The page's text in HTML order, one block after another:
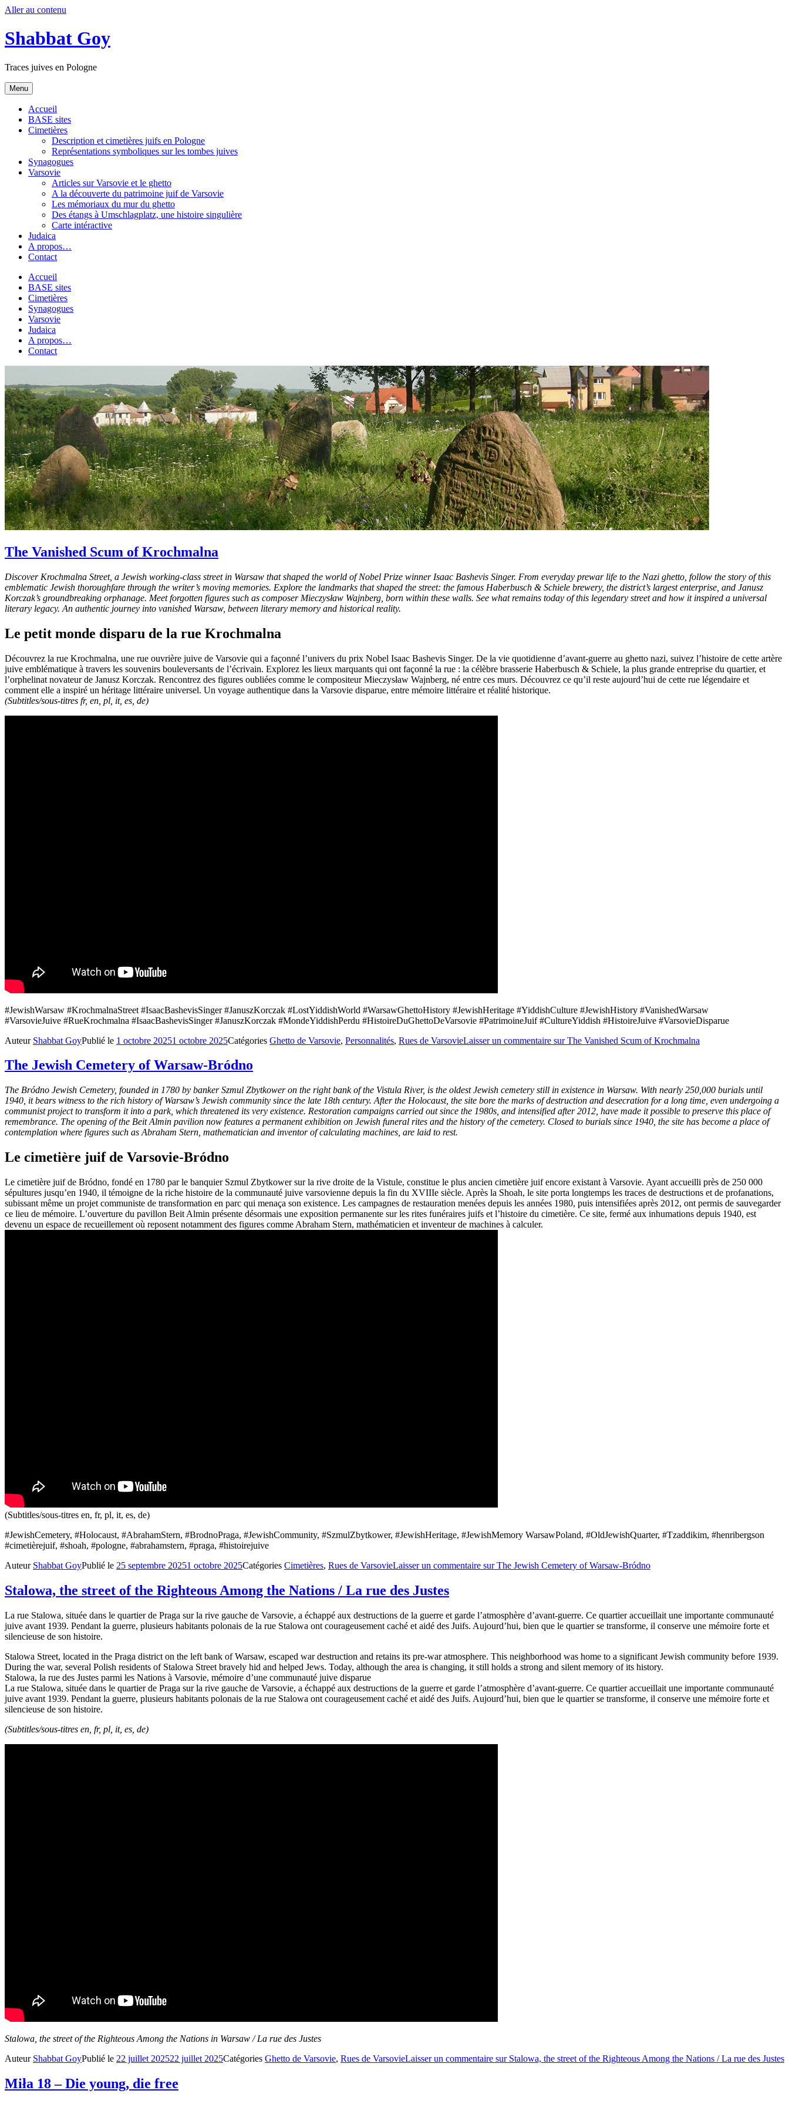
Aller au contenu
Shabbat Goy
Traces juives en Pologne
Menu
Accueil
BASE sites
Cimetières
Description et cimetières juifs en Pologne
Représentations symboliques sur les tombes juives
Synagogues
Varsovie
Articles sur Varsovie et le ghetto
A la découverte du patrimoine juif de Varsovie
Les mémoriaux du mur du ghetto
Des étangs à Umschlagplatz, une histoire singulière
Carte intéractive
Judaica
A propos…
Contact
Accueil
BASE sites
Cimetières
Synagogues
Varsovie
Judaica
A propos…
Contact
The Vanished Scum of Krochmalna
Discover Krochmalna Street, a Jewish working-class street in Warsaw that shaped the world of Nobel Prize winner Isaac Bashevis Singer. From everyday prewar life to the Nazi ghetto, follow the story of this
emblematic Jewish thoroughfare through the writer’s moving memories. Explore the landmarks that shaped the street: the famous Haberbusch & Schiele brewery, the district’s largest enterprise, and Janusz
Korczak’s groundbreaking orphanage. Meet forgotten figures such as composer Mieczysław Wajnberg, born within these walls. See what remains today of this legendary street and how it inspired a universal
literary legacy. An authentic journey into vanished Warsaw, between literary memory and historical reality.
Le petit monde disparu de la rue Krochmalna
Découvrez la rue Krochmalna, une rue ouvrière juive de Varsovie qui a façonné l’univers du prix Nobel Isaac Bashevis Singer. De la vie quotidienne d’avant-guerre au ghetto nazi, suivez l’histoire de cette artère
juive emblématique à travers les souvenirs bouleversants de l’écrivain. Explorez les lieux marquants qui ont façonné la rue : la célèbre brasserie Haberbusch & Schiele, la plus grande entreprise du quartier, et
l’orphelinat novateur de Janusz Korczak. Rencontrez des figures oubliées comme le compositeur Mieczysław Wajnberg, né entre ces murs. Découvrez ce qu’il reste aujourd’hui de cette rue légendaire et
comment elle a inspiré un héritage littéraire universel. Un voyage authentique dans la Varsovie disparue, entre mémoire littéraire et réalité historique.
(Subtitles/sous-titres fr, en, pl, it, es, de)
#JewishWarsaw #KrochmalnaStreet #IsaacBashevisSinger #JanuszKorczak #LostYiddishWorld #WarsawGhettoHistory #JewishHeritage #YiddishCulture #JewishHistory #VanishedWarsaw
#VarsovieJuive #RueKrochmalna #IsaacBashevisSinger #JanuszKorczak #MondeYiddishPerdu #HistoireDuGhettoDeVarsovie #PatrimoineJuif #CultureYiddish #HistoireJuive #VarsovieDisparue
Auteur Shabbat GoyPublié le 1 octobre 20251 octobre 2025Catégories Ghetto de Varsovie, Personnalités, Rues de VarsovieLaisser un commentaire sur The Vanished Scum of Krochmalna
The Jewish Cemetery of Warsaw-Bródno
The Bródno Jewish Cemetery, founded in 1780 by banker Szmul Zbytkower on the right bank of the Vistula River, is the oldest Jewish cemetery still in existence in Warsaw. With nearly 250,000 burials until
1940, it bears witness to the rich history of Warsaw’s Jewish community since the late 18th century. After the Holocaust, the site bore the marks of destruction and desecration for a long time, even undergoing a
communist project to transform it into a park, which threatened its very existence. Restoration campaigns carried out since the 1980s, and intensified after 2012, have made it possible to preserve this place of
remembrance. The opening of the Beit Almin pavilion now features a permanent exhibition on Jewish funeral rites and the history of the cemetery. Closed to burials since 1940, the site has become a place of
contemplation where figures such as Abraham Stern, mathematician and inventor of calculating machines, are laid to rest.
Le cimetière juif de Varsovie-Bródno
Le cimetière juif de Bródno, fondé en 1780 par le banquier Szmul Zbytkower sur la rive droite de la Vistule, constitue le plus ancien cimetière juif encore existant à Varsovie. Ayant accueilli près de 250 000
sépultures jusqu’en 1940, il témoigne de la riche histoire de la communauté juive varsovienne depuis la fin du XVIIIe siècle. Après la Shoah, le site porta longtemps les traces de destructions et de profanations,
subissant même un projet communiste de transformation en parc qui menaça son existence. Les campagnes de restauration menées depuis les années 1980, puis intensifiées après 2012, ont permis de sauvegarder
ce lieu de mémoire. L’ouverture du pavillon Beit Almin présente désormais une exposition permanente sur les rites funéraires juifs et l’histoire du cimetière. Ce site, fermé aux inhumations depuis 1940, est
devenu un espace de recueillement où reposent notamment des figures comme Abraham Stern, mathématicien et inventeur de machines à calculer.
(Subtitles/sous-titres en, fr, pl, it, es, de)
#JewishCemetery, #Holocaust, #AbrahamStern, #BrodnoPraga, #JewishCommunity, #SzmulZbytkower, #JewishHeritage, #JewishMemory WarsawPoland, #OldJewishQuarter, #Tzaddikim, #henribergson
#cimetièrejuif, #shoah, #pologne, #abrahamstern, #praga, #histoirejuive
Auteur Shabbat GoyPublié le 25 septembre 20251 octobre 2025Catégories Cimetières, Rues de VarsovieLaisser un commentaire sur The Jewish Cemetery of Warsaw-Bródno
Stalowa, the street of the Righteous Among the Nations / La rue des Justes
La rue Stalowa, située dans le quartier de Praga sur la rive gauche de Varsovie, a échappé aux destructions de la guerre et garde l’atmosphère d’avant-guerre. Ce quartier accueillait une importante communauté
juive avant 1939. Pendant la guerre, plusieurs habitants polonais de la rue Stalowa ont courageusement caché et aidé des Juifs. Aujourd’hui, bien que le quartier se transforme, il conserve une mémoire forte et
silencieuse de son histoire.
Stalowa Street, located in the Praga district on the left bank of Warsaw, escaped war destruction and retains its pre-war atmosphere. This neighborhood was home to a significant Jewish community before 1939.
During the war, several Polish residents of Stalowa Street bravely hid and helped Jews. Today, although the area is changing, it still holds a strong and silent memory of its history.
Stalowa, la rue des Justes parmi les Nations à Varsovie, mémoire d’une communauté juive disparue
La rue Stalowa, située dans le quartier de Praga sur la rive gauche de Varsovie, a échappé aux destructions de la guerre et garde l’atmosphère d’avant-guerre. Ce quartier accueillait une importante communauté
juive avant 1939. Pendant la guerre, plusieurs habitants polonais de la rue Stalowa ont courageusement caché et aidé des Juifs. Aujourd’hui, bien que le quartier se transforme, il conserve une mémoire forte et
silencieuse de son histoire.
(Subtitles/sous-titres en, fr, pl, it, es, de)
Stalowa, the street of the Righteous Among the Nations in Warsaw / La rue des Justes
Auteur Shabbat GoyPublié le 22 juillet 202522 juillet 2025Catégories Ghetto de Varsovie, Rues de VarsovieLaisser un commentaire sur Stalowa, the street of the Righteous Among the Nations / La rue des Justes
Miła 18 – Die young, die free